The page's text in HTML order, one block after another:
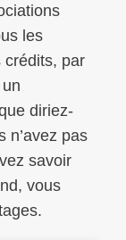
les
crédits, par
diriez-
n’avez pas
savoir
vous